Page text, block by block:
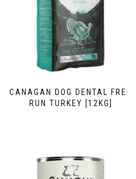
CANAGAN DOG DENTAL FREE
RUN TURKEY [12KG]